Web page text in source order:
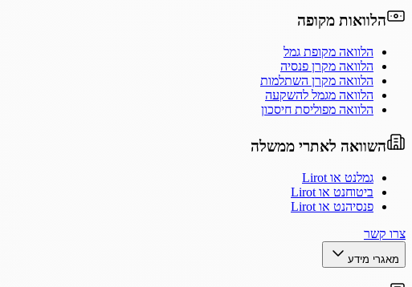
הלוואות מקופה
הלוואה מקופת גמל
הלוואה מקרן פנסיה
הלוואה מקרן השתלמות
הלוואה מגמל להשקעה
הלוואה מפוליסת חיסכון
השוואה לאתרי ממשלה
גמלנט או Lirot
ביטוחנט או Lirot
פנסיהנט או Lirot
צרו קשר
מאגרי מידע